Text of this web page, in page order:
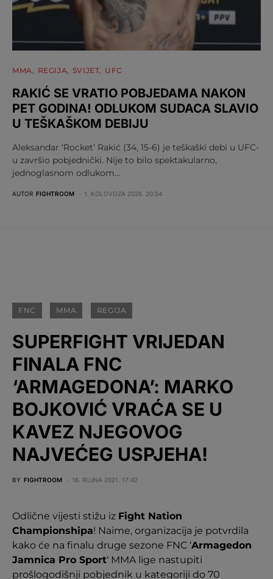
MMA REGIJA SVIJET UFC
RAKIĆ SE VRATIO POBJEDAMA NAKON
PET GODINA! ODLUKOM SUDACA SLAVIO
U TEŠKAŠKOM DEBIJU
Aleksandar ‘Rocket’ Rakić (34, 15-6) je teškaški debi u UFC-
u završio pobjednički. Nije to bilo spektakularno,
jednoglasnom odlukom…
AUTOR FIGHTROOM 1. KOLOVOZA 2026. 20:54
FNC MMA REGIJA
SUPERFIGHT VRIJEDAN
FINALA FNC
‘ARMAGEDONA’: MARKO
BOJKOVIĆ VRAĆA SE U
KAVEZ NJEGOVOG
NAJVEĆEG USPJEHA!
BY FIGHTROOM 16. RUJNA 2021. 17:42
Odlične vijesti stižu iz Fight Nation
Championshipa! Naime, organizacija je potvrdila
kako će na finalu druge sezone FNC ‘Armagedon
Jamnica Pro Sport‘ MMA lige nastupiti
prošlogodišnji pobjednik u kategoriji do 70